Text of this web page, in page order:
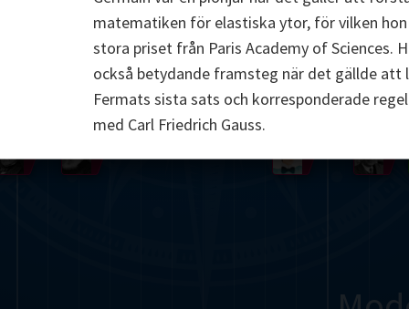
Noether
Hardy
Peano
Poincaré
Cantor
Lie
Nightingale
Sylvester
Galois
De Morgan
Bolyai
Babbage
matematiken för elastiska ytor, för vilken
stora priset från Paris Academy of Sciences.
också betydande framsteg när det gällde att
Fermats sista sats och korresponderade
med Carl Friedrich Gauss.